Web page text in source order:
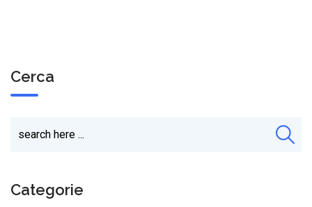
Cerca
Categorie